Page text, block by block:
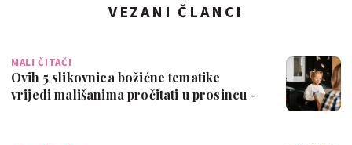
VEZANI ČLANCI
MALI ČITAČI
Ovih 5 slikovnica božićne tematike
vrijedi mališanima pročitati u prosincu -